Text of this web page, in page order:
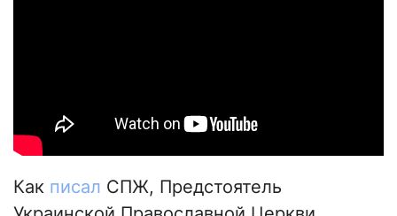
Как писал СПЖ, Предстоятель